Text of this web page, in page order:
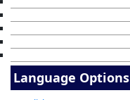
Language Options